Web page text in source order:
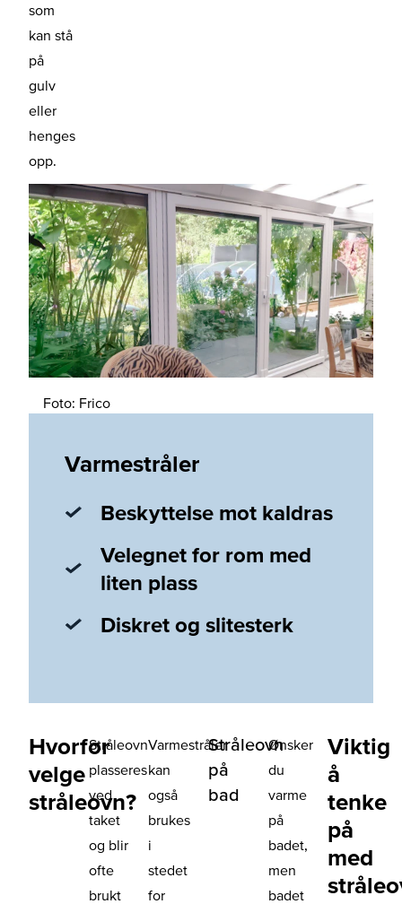
som
kan stå
på
gulv
eller
henges
opp.
Foto: Frico
Varmestråler
Beskyttelse mot kaldras
Velegnet for rom med
liten plass
Diskret og slitesterk
Hvorfor
velge
stråleovn?
Stråleovn
plasseres
ved
taket
og blir
ofte
brukt
Varmestråler
kan
også
brukes
i
stedet
for
Stråleovn
på
bad
Ønsker
du
varme
på
badet,
men
badet
Viktig
å
tenke
på
med